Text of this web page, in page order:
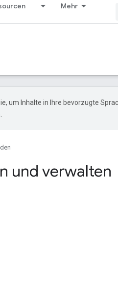
Mehr
um Inhalte in Ihre bevorzugte
und verwalten